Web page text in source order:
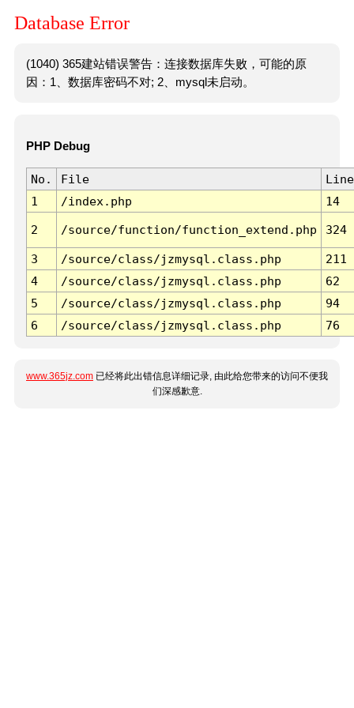
Database Error
(1040) 365建站错误警告：连接数据库失败，可能的原
因：1、数据库密码不对; 2、mysql未启动。
PHP Debug
No. File
Line
1
/index.php 14
2 /source/function/function_extend.php 324
3 /source/class/jzmysql.class.php
211
4
/source/class/jzmysql.class.php
62
5
/source/class/jzmysql.class.php
94
6
/source/class/jzmysql.class.php 76
www.365jz.com 已经将此出错信息详细记录, 由此给您带来的访问不便我
们深感歉意.